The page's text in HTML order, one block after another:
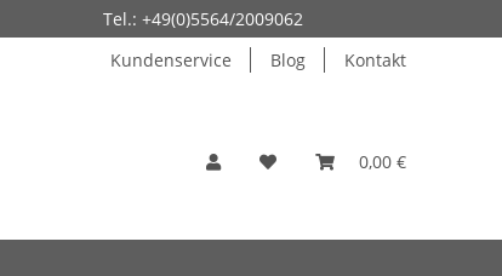
Tel.: +49(0)5564/2009062
Kundenservice
Blog Kontakt
0,00 €